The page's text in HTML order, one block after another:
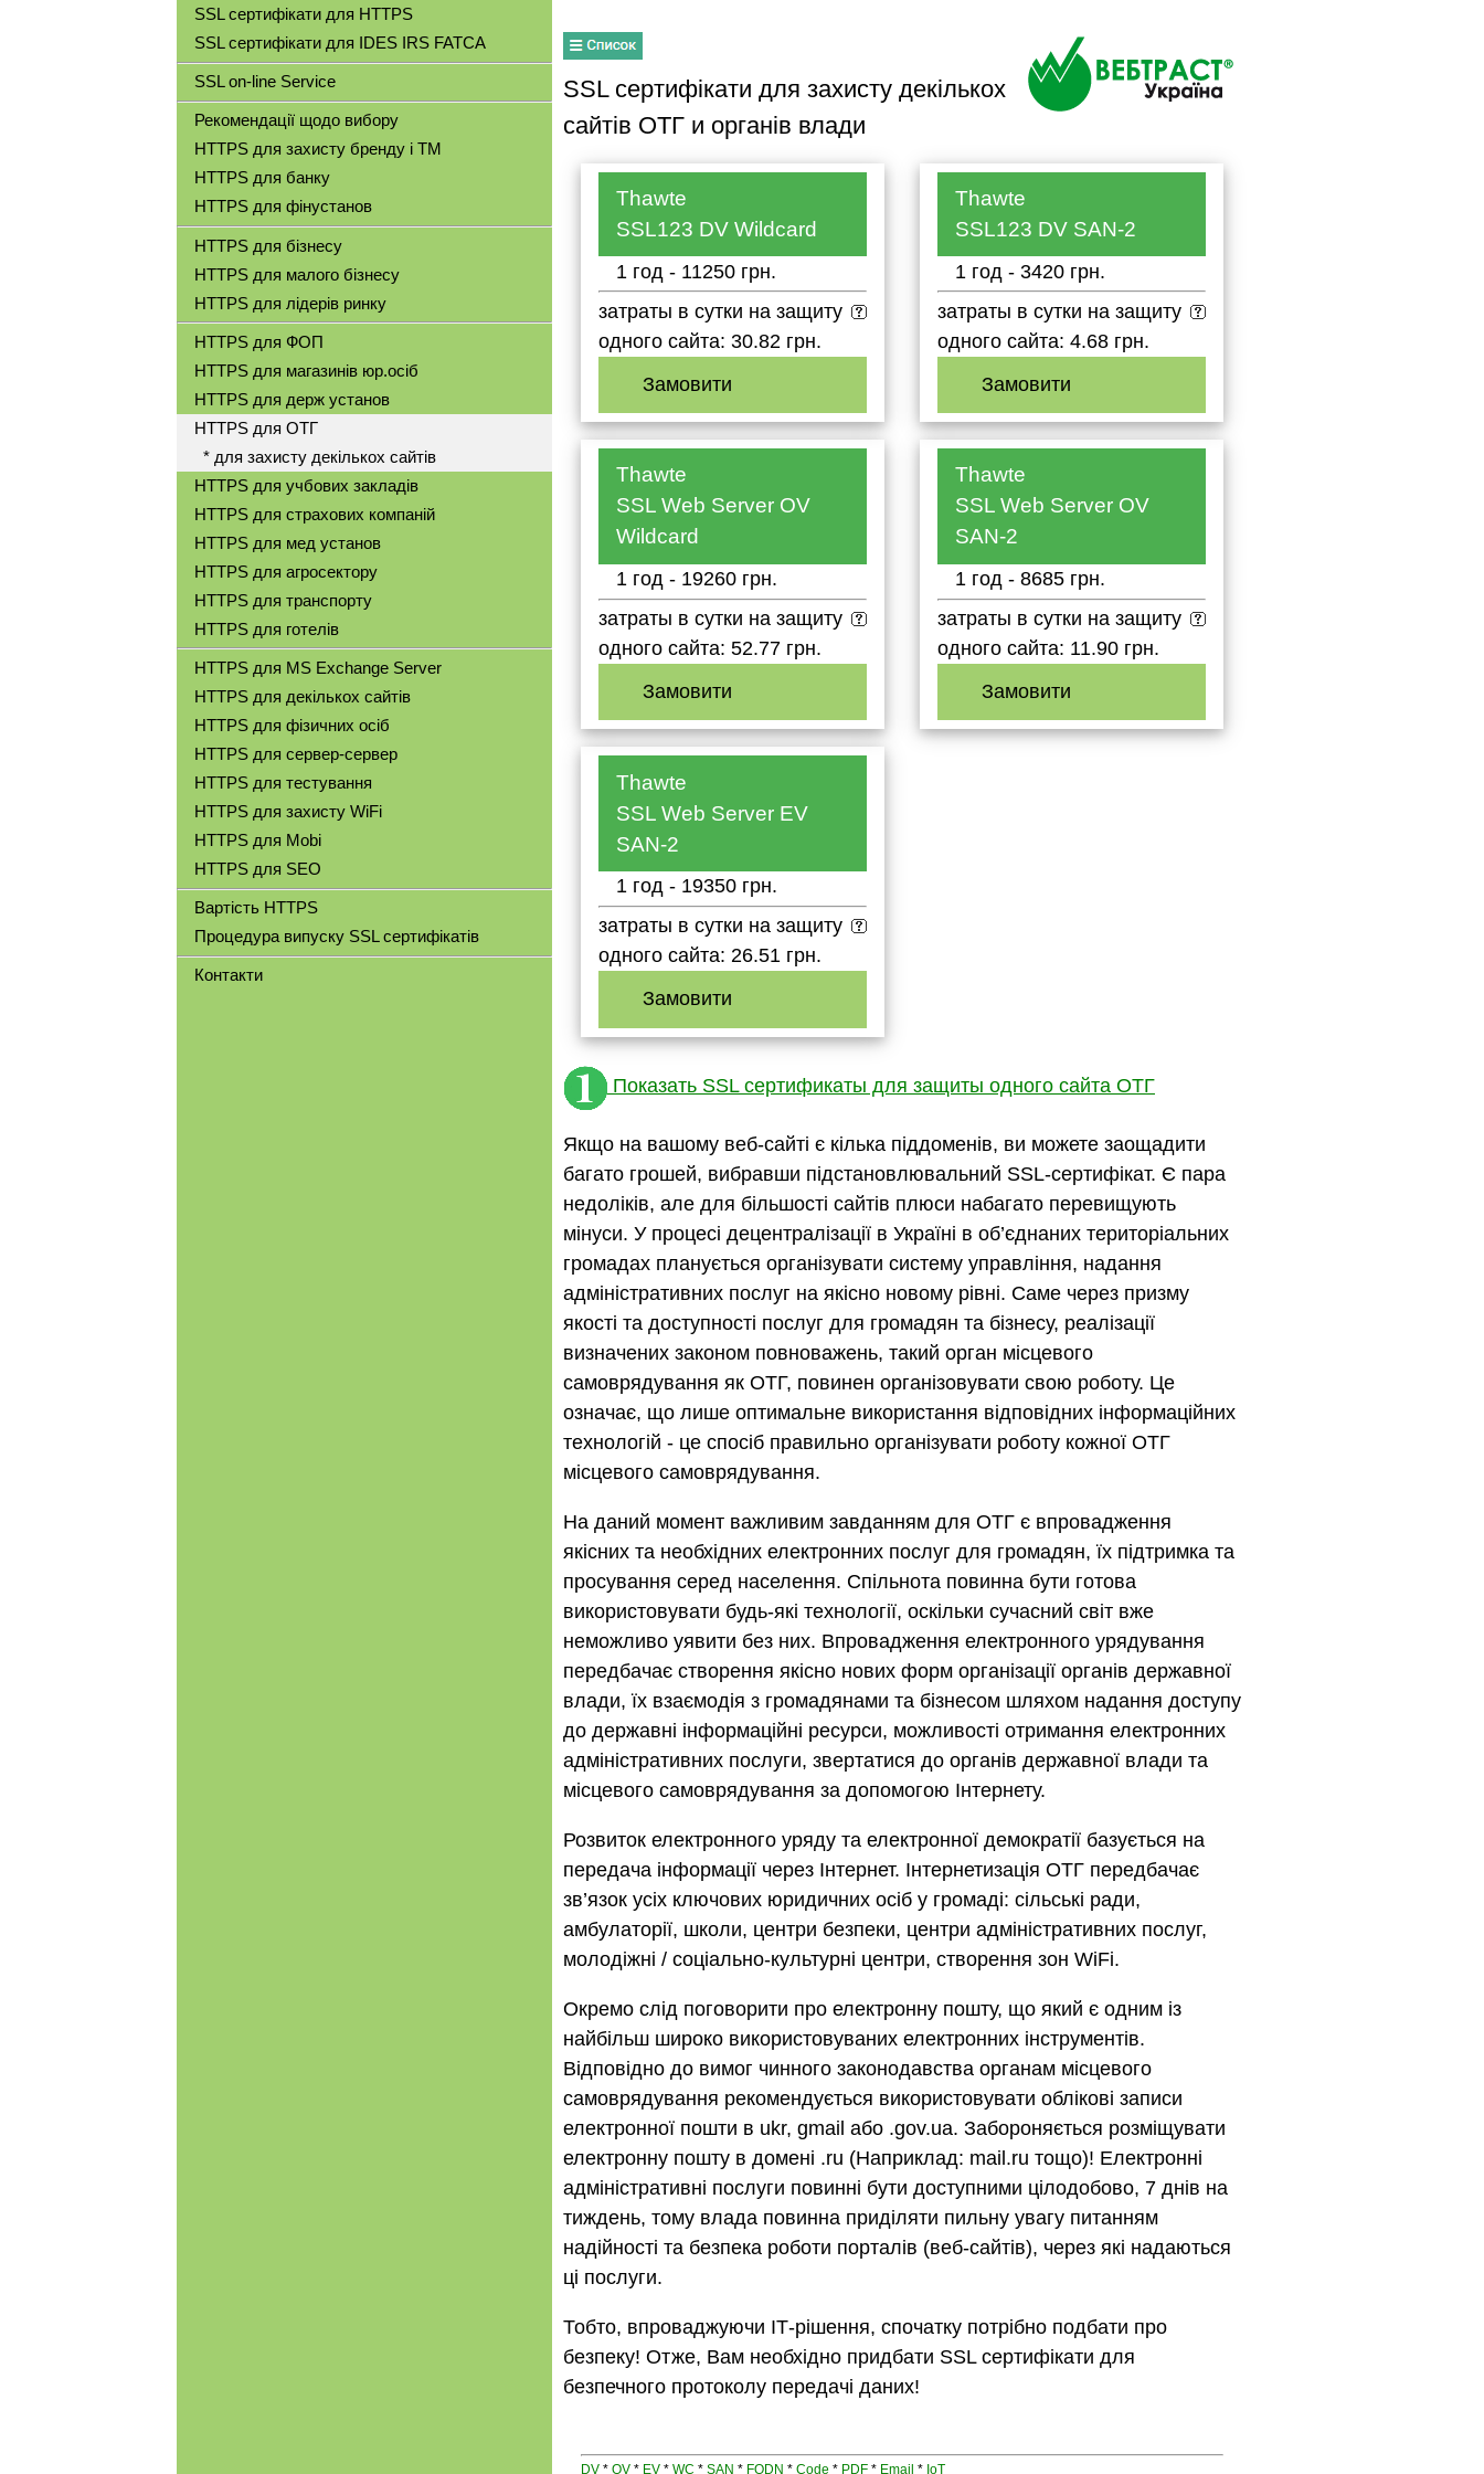
SSL сертифікати для HTTPS
SSL сертифікати для IDES IRS FATCA
SSL on-line Service
Рекомендації щодо вибору
HTTPS для захисту бренду і ТМ
HTTPS для банку
HTTPS для фінустанов
HTTPS для бізнесу
HTTPS для малого бізнесу
HTTPS для лідерів ринку
HTTPS для ФОП
HTTPS для магазинів юр.осіб
HTTPS для держ установ
HTTPS для ОТГ
* для захисту декількох сайтів
HTTPS для учбових закладів
HTTPS для страхових компаній
HTTPS для мед установ
HTTPS для агросектору
HTTPS для транспорту
HTTPS для готелів
HTTPS для MS Exchange Server
HTTPS для декількох сайтів
HTTPS для фізичних осіб
HTTPS для сервер-сервер
HTTPS для тестування
HTTPS для захисту WiFi
HTTPS для Mobi
HTTPS для SEO
Вартість HTTPS
Процедура випуску SSL сертифікатів
Контакти
SSL сертифікати для захисту декількох
сайтів ОТГ и органів влади
Thawte
SSL123 DV Wildcard
1 год - 11250 грн.
затраты в сутки на защиту
одного сайта: 30.82 грн.
Замовити
Thawte
SSL123 DV SAN-2
1 год - 3420 грн.
затраты в сутки на защиту
одного сайта: 4.68 грн.
Замовити
Thawte
SSL Web Server OV
Wildcard
1 год - 19260 грн.
затраты в сутки на защиту
одного сайта: 52.77 грн.
Замовити
Thawte
SSL Web Server OV
SAN-2
1 год - 8685 грн.
затраты в сутки на защиту
одного сайта: 11.90 грн.
Замовити
Thawte
SSL Web Server EV
SAN-2
1 год - 19350 грн.
затраты в сутки на защиту
одного сайта: 26.51 грн.
Замовити
Показать SSL сертификаты для защиты одного сайта ОТГ
Якщо на вашому веб-сайті є кілька піддоменів, ви можете заощадити
багато грошей, вибравши підстановлювальний SSL-сертифікат. Є пара
недоліків, але для більшості сайтів плюси набагато перевищують
мінуси. У процесі децентралізації в Україні в об’єднаних територіальних
громадах планується організувати систему управління, надання
адміністративних послуг на якісно новому рівні. Саме через призму
якості та доступності послуг для громадян та бізнесу, реалізації
визначених законом повноважень, такий орган місцевого
самоврядування як ОТГ, повинен організовувати свою роботу. Це
означає, що лише оптимальне використання відповідних інформаційних
технологій - це спосіб правильно організувати роботу кожної ОТГ
місцевого самоврядування.
На даний момент важливим завданням для ОТГ є впровадження
якісних та необхідних електронних послуг для громадян, їх підтримка та
просування серед населення. Спільнота повинна бути готова
використовувати будь-які технології, оскільки сучасний світ вже
неможливо уявити без них. Впровадження електронного урядування
передбачає створення якісно нових форм організації органів державної
влади, їх взаємодія з громадянами та бізнесом шляхом надання доступу
до державні інформаційні ресурси, можливості отримання електронних
адміністративних послуги, звертатися до органів державної влади та
місцевого самоврядування за допомогою Інтернету.
Розвиток електронного уряду та електронної демократії базується на
передача інформації через Інтернет. Інтернетизація OTГ передбачає
зв’язок усіх ключових юридичних осіб у громаді: сільські ради,
амбулаторії, школи, центри безпеки, центри адміністративних послуг,
молодіжні / соціально-культурні центри, створення зон WiFi.
Окремо слід поговорити про електронну пошту, що який є одним із
найбільш широко використовуваних електронних інструментів.
Відповідно до вимог чинного законодавства органам місцевого
самоврядування рекомендується використовувати облікові записи
електронної пошти в ukr, gmail або .gov.ua. Забороняється розміщувати
електронну пошту в домені .ru (Наприклад: mail.ru тощо)! Електронні
адміністративні послуги повинні бути доступними цілодобово, 7 днів на
тиждень, тому влада повинна приділяти пильну увагу питанням
надійності та безпека роботи порталів (веб-сайтів), через які надаються
ці послуги.
Тобто, впроваджуючи ІТ-рішення, спочатку потрібно подбати про
безпеку! Отже, Вам необхідно придбати SSL сертифікати для
безпечного протоколу передачі даних!
DV * OV * EV * WC * SAN * FQDN * Code * PDF * Email * IoT